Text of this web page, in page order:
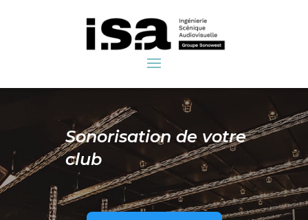
Sonorisation de votre
club